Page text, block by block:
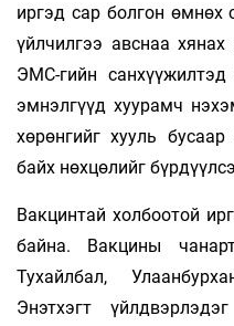
иргэд сар болгон
үйлчилгээ авснаа
ЭМС-гийн
эмнэлгүүд хуурамч
хөрөнгийг хууль
байх нөхцөлийг
Вакцинтай холбоотой
байна. Вакцины
Тухайлбал,
Энэтхэгт